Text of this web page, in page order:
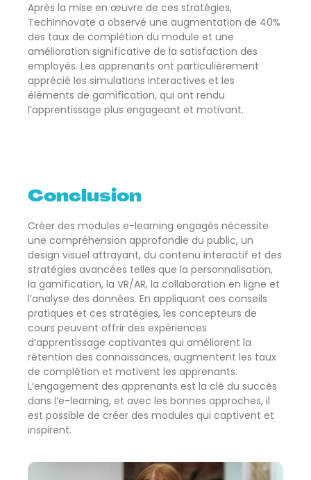
Après la mise en œuvre de ces stratégies,
TechInnovate a observé une augmentation de 40%
des taux de complétion du module et une
amélioration significative de la satisfaction des
employés. Les apprenants ont particulièrement
apprécié les simulations interactives et les
éléments de gamification, qui ont rendu
l’apprentissage plus engageant et motivant.
Conclusion
Créer des modules e-learning engagés nécessite
une compréhension approfondie du public, un
design visuel attrayant, du contenu interactif et des
stratégies avancées telles que la personnalisation,
la gamification, la VR/AR, la collaboration en ligne et
l’analyse des données. En appliquant ces conseils
pratiques et ces stratégies, les concepteurs de
cours peuvent offrir des expériences
d’apprentissage captivantes qui améliorent la
rétention des connaissances, augmentent les taux
de complétion et motivent les apprenants.
L’engagement des apprenants est la clé du succès
dans l’e-learning, et avec les bonnes approches, il
est possible de créer des modules qui captivent et
inspirent.